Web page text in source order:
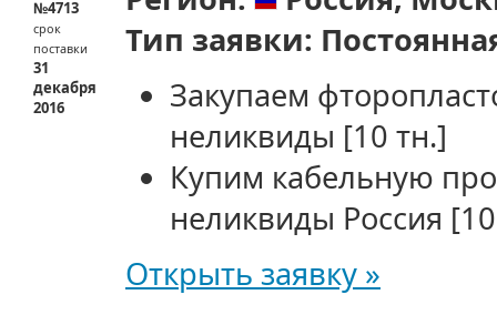
№4713
срок
поставки
31
декабря
2016
Тип заявки:
Закупаем
неликвиды [10 тн.]
Купим кабельную
неликвиды Россия
Открыть заявку »